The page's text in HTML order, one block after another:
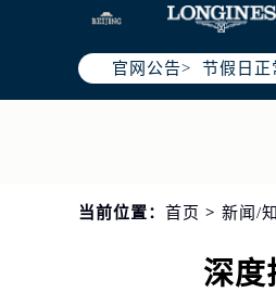
官网公告>
北京市朝
北京市
节假日正
当前位置： 首页 > 新闻/
深度